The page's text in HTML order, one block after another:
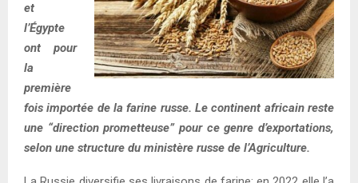
et
l’Égypte
ont pour
la
première
fois importée de la farine russe. Le continent africain reste
une “direction prometteuse” pour ce genre d’exportations,
selon une structure du ministère russe de l’Agriculture.